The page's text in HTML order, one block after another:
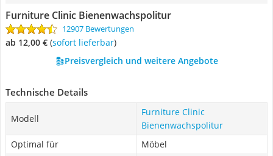
Furniture Clinic Bienenwachspolitur
12907 Bewertungen
ab 12,00 € ( Sofort lieferbar)
Preisvergleich und weitere Angebote
Technische Details
Modell
Furniture Clinic
Bienenwachspolitur
Optimal für
Möbel